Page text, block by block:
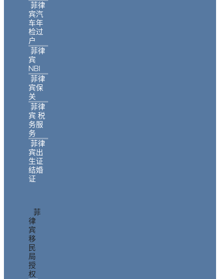
菲律
宾汽
车年
检过
户
菲律
宾
NBI
菲律
宾保
关
菲律
宾 税
务服
务
菲律
宾出
生证
结婚
证
菲
律
宾
移
民
局
授
权